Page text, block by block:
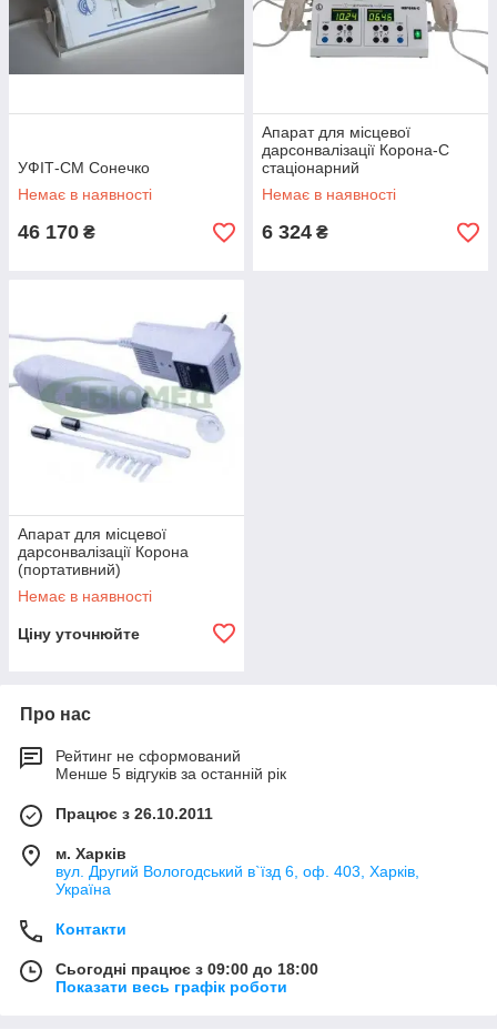
УФІТ-СМ Сонечко
Немає в наявності
46 170 ₴
Апарат для місцевої
дарсонвалізації Корона-С
стаціонарний
Немає в наявності
6 324 ₴
Апарат для місцевої
дарсонвалізації Корона
(портативний)
Немає в наявності
Ціну уточнюйте
Про нас
Рейтинг не сформований
Менше 5 відгуків за останній рік
Працює з 26.10.2011
м. Харків
вул. Другий Вологодський в`їзд 6, оф. 403, Харків,
Україна
Контакти
Сьогодні працює з 09:00 до 18:00
Показати весь графік роботи